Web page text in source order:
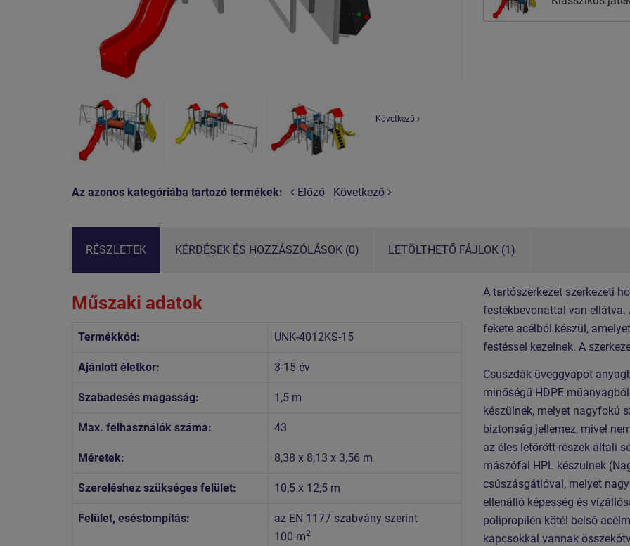
Következő
Az azonos kategóriába tartozó termékek: Előző Következő
RÉSZLETEK KÉRDÉSEK ÉS HOZZÁSZÓLÁSOK (0) LETÖLTHETŐ FÁJLOK (1)
Műszaki adatok
Termékkód: UNK-4012KS-15
Ajánlott életkor: 3-15 év
Szabadesés magasság: 1,5 m
Max. felhasználók száma: 43
Méretek: 8,38 x 8,13 x 3,56 m
Szereléshez szükséges felület: 10,5 x 12,5 m
Felület, eséstompítás:
az EN 1177 szabvány szerint
100 m2
A tartószerkezet szerkezeti
festékbevonattal van ellátva.
fekete acélból készül,
festéssel kezelnek. A
Csúszdák üveggyapot
minőségű HDPE
készülnek, melyet nagyfokú
biztonság jellemez, mivel
az éles letörött részek általi
mászófal HPL készülnek
csúszásgátlóval, melyet
ellenálló képesség és
polipropilén kötél belső
kapcsokkal vannak